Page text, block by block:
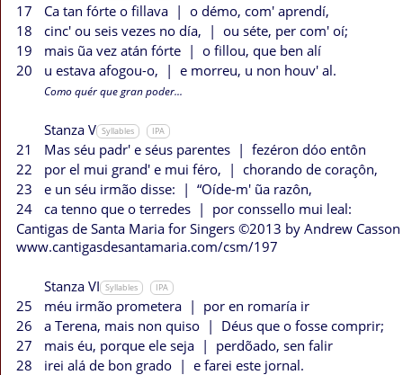
17 Ca tan fórte o fillava | o démo, com' aprendí,
18
cinc' ou seis vezes no día, | ou séte, per com' oí;
19
mais ũa vez atán fórte | o fillou, que ben alí
20
u estava afogou-o, | e morreu, u non houv' al.
Como quér que gran poder...
Stanza V Syllables IPA
21 Mas séu padr' e séus parentes | fezéron dóo entôn
22
por el mui grand' e mui féro, | chorando de coraçôn,
23
e un séu irmão disse: | “Oíde-m' ũa razôn,
24
ca tenno que o terredes | por conssello mui leal:
Cantigas de Santa Maria for Singers ©2013 by Andrew Casson
www.cantigasdesantamaria.com/csm/197
Stanza VI Syllables IPA
25 méu irmão prometera | por en romaría ir
26
a Terena, mais non quiso | Déus que o fosse comprir;
27
mais éu, porque ele seja | perdõado, sen falir
28
irei alá de bon grado | e farei este jornal.